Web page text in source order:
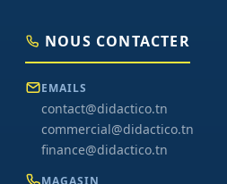
NOUS CONTACTER
EMAILS
contact@didactico.tn
commercial@didactico.tn
finance@didactico.tn
MAGASIN